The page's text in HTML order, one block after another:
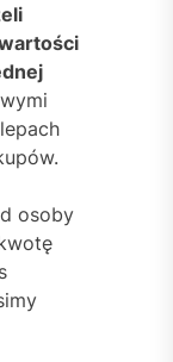
osoby